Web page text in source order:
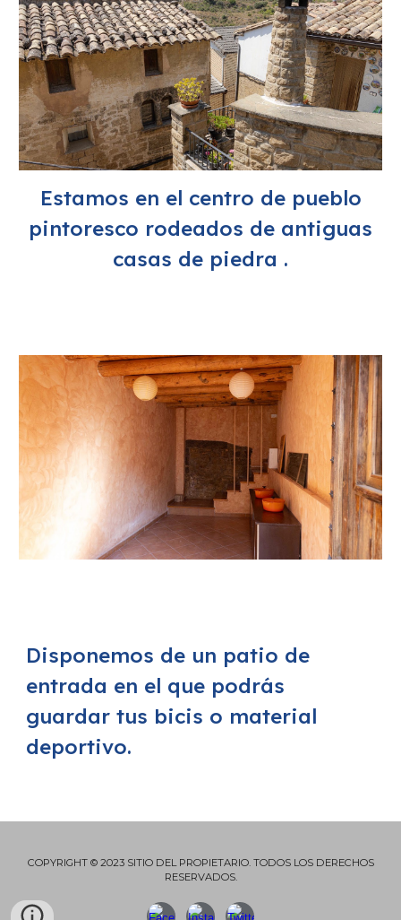
Estamos en el centro de pueblo
pintoresco rodeados de antiguas
casas de piedra .
Disponemos de un patio de
entrada en el que podrás
guardar tus bicis o material
deportivo.
COPYRIGHT © 2023 SITIO DEL PROPIETARIO. TODOS LOS DERECHOS
RESERVADOS.